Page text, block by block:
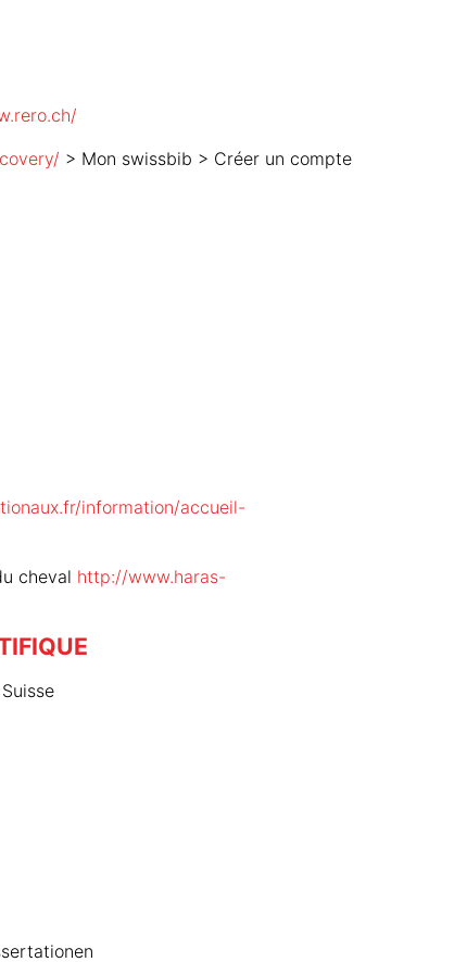
> Mon swissbib > Créer un compte
information/accueil-
cheval http://www.haras-